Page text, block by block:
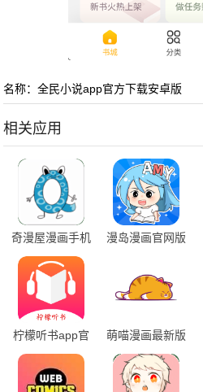
名称：全民小说app官方下载安卓版
相关应用
奇漫屋漫画手机
下载最新版
漫岛漫画官网版
柠檬听书app官
网下载安装
萌喵漫画最新版
免费下载安装